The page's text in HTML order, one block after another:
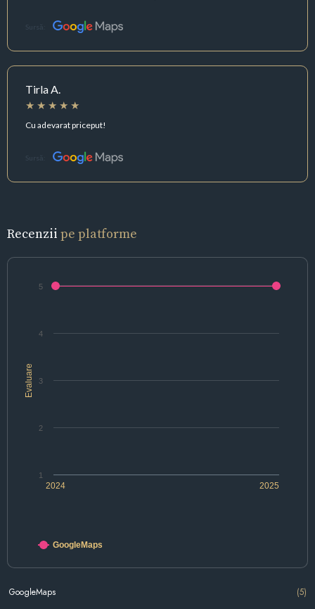
Sursă:
Tirla A.
Cu adevarat priceput!
Sursă:
Recenzii pe platforme
Evaluare
2024 2025
1
2
3
4
5
GoogleMaps
GoogleMaps (5)